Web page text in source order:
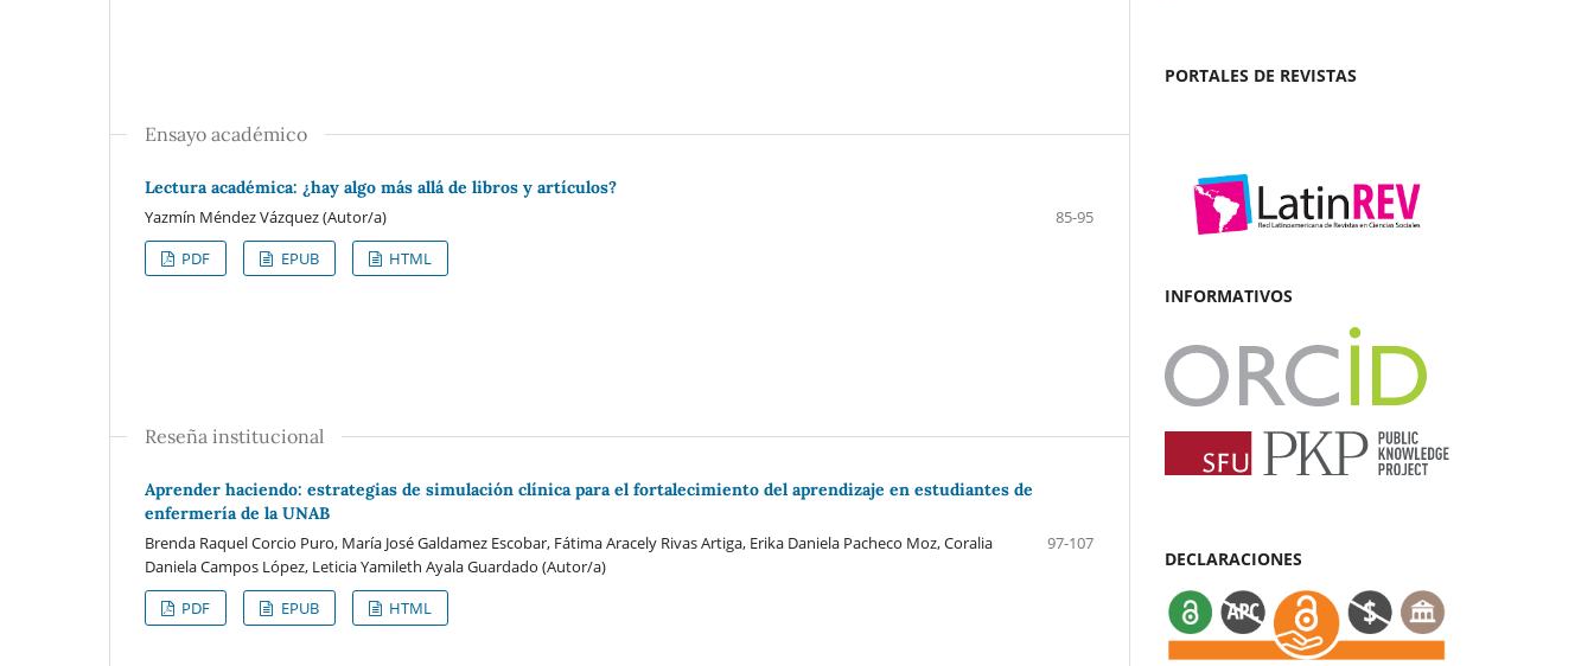
Ensayo académico
Lectura académica: ¿hay algo más allá de libros y artículos?
Yazmín Méndez Vázquez (Autor/a)
85-95
PDF
EPUB HTML
Reseña institucional
Aprender haciendo: estrategias de simulación clínica para el fortalecimiento del aprendizaje en estudiantes de
enfermería de la UNAB
Brenda Raquel Corcio Puro, María José Galdamez Escobar, Fátima Aracely Rivas Artiga, Erika Daniela Pacheco Moz, Coralia
Daniela Campos López, Leticia Yamileth Ayala Guardado (Autor/a)
97-107
PDF EPUB HTML
PORTALES DE REVISTAS
INFORMATIVOS
DECLARACIONES